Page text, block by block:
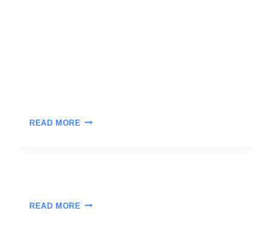
READ MORE
READ MORE